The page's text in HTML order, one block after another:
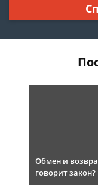
Обмен и
говорит закон?